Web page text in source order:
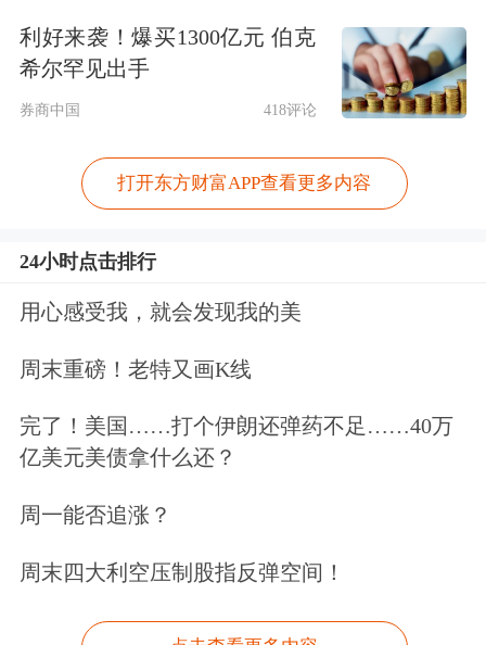
利好来袭！爆买1300亿元 伯克
希尔罕见出手
券商中国 418评论
打开东方财富APP查看更多内容
24小时点击排行
用心感受我，就会发现我的美
周末重磅！老特又画K线
完了！美国……打个伊朗还弹药不足……40万
亿美元美债拿什么还？
周一能否追涨？
周末四大利空压制股指反弹空间！